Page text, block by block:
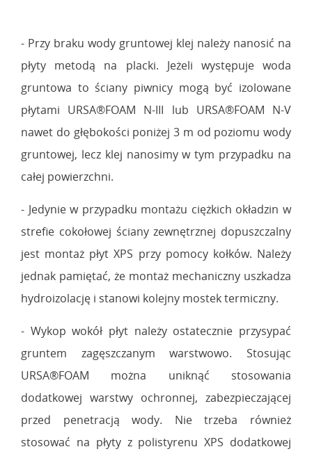
- Przy braku wody gruntowej klej należy nanosić na
płyty metodą na placki. Jeżeli występuje woda
gruntowa to ściany piwnicy mogą być izolowane
płytami URSA®FOAM N-III lub URSA®FOAM N-V
nawet do głębokości poniżej 3 m od poziomu wody
gruntowej, lecz klej nanosimy w tym przypadku na
całej powierzchni.
- Jedynie w przypadku montażu ciężkich okładzin w
strefie cokołowej ściany zewnętrznej dopuszczalny
jest montaż płyt XPS przy pomocy kołków. Należy
jednak pamiętać, że montaż mechaniczny uszkadza
hydroizolację i stanowi kolejny mostek termiczny.
- Wykop wokół płyt należy ostatecznie przysypać
gruntem zagęszczanym warstwowo. Stosując
URSA®FOAM można uniknąć stosowania
dodatkowej warstwy ochronnej, zabezpieczającej
przed penetracją wody. Nie trzeba również
stosować na płyty z polistyrenu XPS dodatkowej